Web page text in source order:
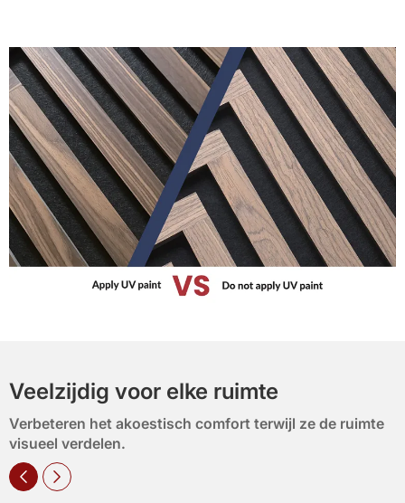
Veelzijdig voor elke ruimte
Verbeteren het akoestisch comfort terwijl ze de ruimte
visueel verdelen.